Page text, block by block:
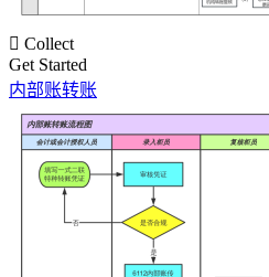
 Collect
Get Started
内部账转账